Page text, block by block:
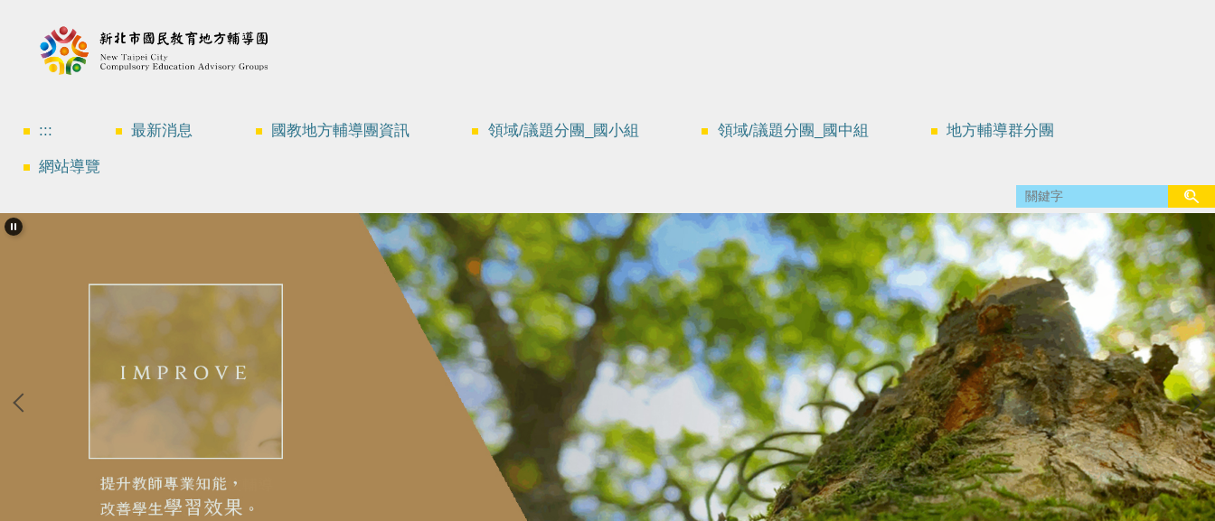
::: 最新消息 國教地方輔導團資訊 領域/議題分團_國小組 領域/議題分團_國中組 地方輔導群分團
網站導覽